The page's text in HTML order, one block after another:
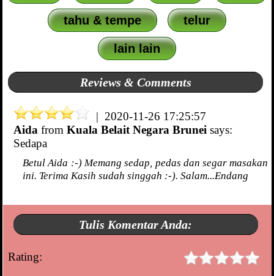
tahu & tempe telur
lain lain
Reviews & Comments
| 2020-11-26 17:25:57
Aida from Kuala Belait Negara Brunei says:
Sedapa
Betul Aida :-) Memang sedap, pedas dan segar masakan
ini. Terima Kasih sudah singgah :-). Salam...Endang
Tulis Komentar Anda:
Rating: